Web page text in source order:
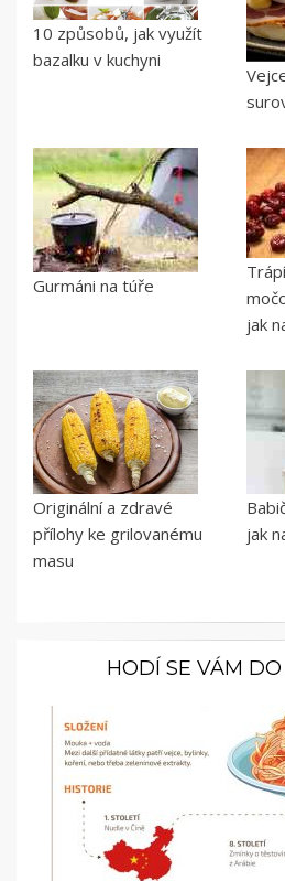
10 způsobů, jak využít
bazalku v kuchyni
Gurmáni na túře
jak
Originální a zdravé
přílohy ke grilovanému
masu
jak
HODÍ SE VÁM